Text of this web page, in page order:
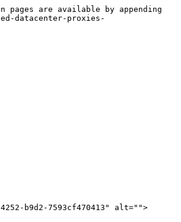
are available by appending
datacenter-proxies-
4252-b9d2-7593cf470413" alt="">